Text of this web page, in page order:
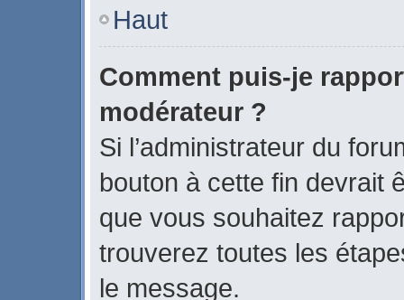
Haut
Comment puis-je
modérateur ?
Si l’administrateur du
bouton à cette fin devrait
que vous souhaitez
trouverez toutes les
le message.